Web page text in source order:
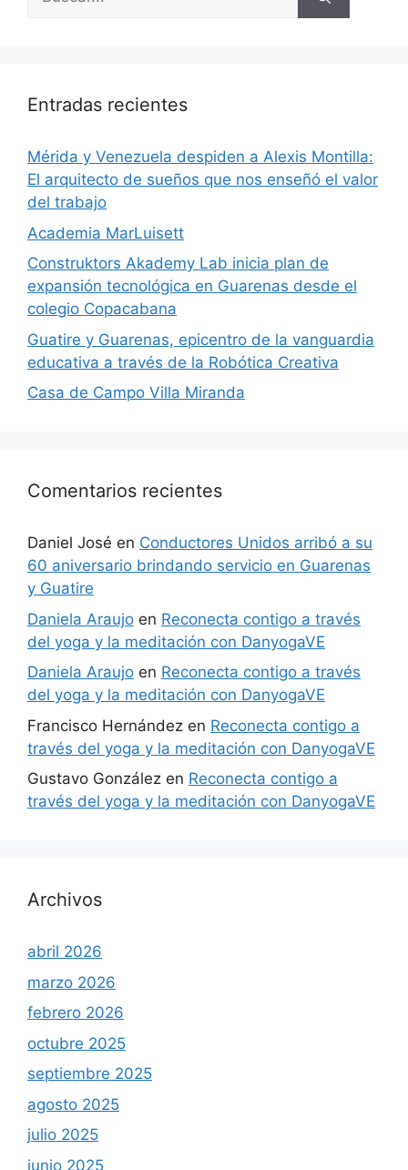
Entradas recientes
​Mérida y Venezuela despiden a Alexis Montilla:
El arquitecto de sueños que nos enseñó el valor
del trabajo
Academia MarLuisett
Construktors Akademy Lab inicia plan de
expansión tecnológica en Guarenas desde el
colegio Copacabana
Guatire y Guarenas, epicentro de la vanguardia
educativa a través de la Robótica Creativa
Casa de Campo Villa Miranda
Comentarios recientes
Daniel José en Conductores Unidos arribó a su
60 aniversario brindando servicio en Guarenas
y Guatire
Daniela Araujo en Reconecta contigo a través
del yoga y la meditación con DanyogaVE
Daniela Araujo en Reconecta contigo a través
del yoga y la meditación con DanyogaVE
Francisco Hernández en Reconecta contigo a
través del yoga y la meditación con DanyogaVE
Gustavo González en Reconecta contigo a
través del yoga y la meditación con DanyogaVE
Archivos
abril 2026
marzo 2026
febrero 2026
octubre 2025
septiembre 2025
agosto 2025
julio 2025
junio 2025